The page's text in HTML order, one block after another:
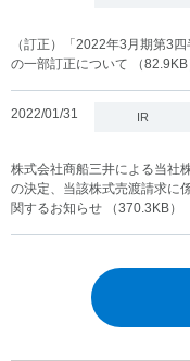
（訂正）「2022年3月期第3
の一部訂正について
（82.9KB
2022/01/31 IR
株式会社商船三井による当社
の決定、当該株式売渡請求に
関するお知らせ
（370.3KB）